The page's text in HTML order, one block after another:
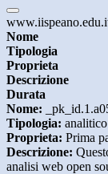
Nome
Tipologia
Proprieta
Descrizione
Durata
Nome:
Tipologia: analitico
Proprieta: Prima
Descrizione:
analisi web open